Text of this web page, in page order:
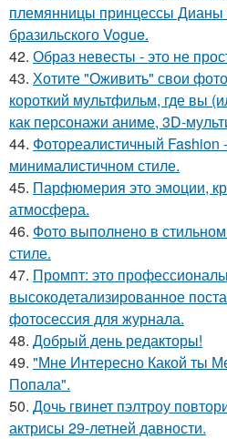
племянницы принцессы Дианы
бразильского Vogue.
42. Образ невесты - это не
43. Хотите "Оживить" свои
короткий мультфильм, где вы
как персонажи аниме, 3D-
44. Фотореалистичный Fashion
минималистичном стиле.
45. Парфюмерия это эмоции,
атмосфера.
46. Фото выполнено в
стиле.
47. Промпт: это
высокодетализированное
фотосессия для журнала.
48. Добрый день редакторы!
49. "Мне Интересно Какой ты
Попала".
50. Дочь гвинет пэлтроу
актрисы 29-летней давности.